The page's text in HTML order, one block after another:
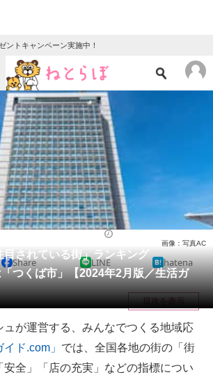
ントキャンペーン実施中！
ニュース
クイズ
地域
教育・育児
リサーチ
総合ページ
す
新トレンド
目されている街」ランキング
つくば市」【2024年2月版／生活ガ
画像：写真AC
Share LINE hatena
目次を表示
が運営する、みんなでつくる地域応
イド.com」 では、全国各地の街の「街
安全」「店の充実」などの指標につい